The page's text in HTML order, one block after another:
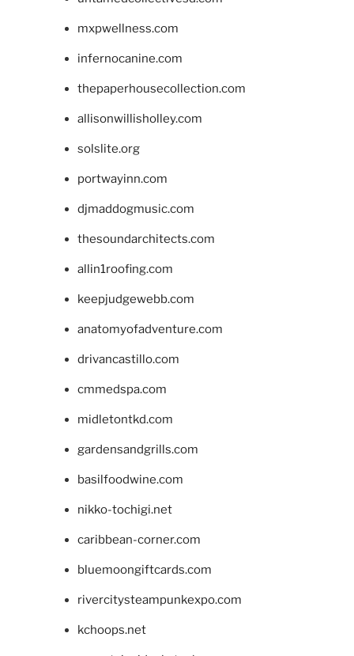
mxpwellness.com
infernocanine.com
thepaperhousecollection.com
allisonwillisholley.com
solslite.org
portwayinn.com
djmaddogmusic.com
thesoundarchitects.com
allin1roofing.com
keepjudgewebb.com
anatomyofadventure.com
drivancastillo.com
cmmedspa.com
midletontkd.com
gardensandgrills.com
basilfoodwine.com
nikko-tochigi.net
caribbean-corner.com
bluemoongiftcards.com
rivercitysteampunkexpo.com
kchoops.net